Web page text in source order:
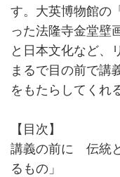
す。大英博物館の
った法隆寺金堂壁
と日本文化など、
まるで目の前で講
をもたらしてくれ
【目次】
講義の前に 伝統
るもの」